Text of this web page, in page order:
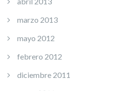
marzo 2013
mayo 2012
febrero 2012
diciembre 2011